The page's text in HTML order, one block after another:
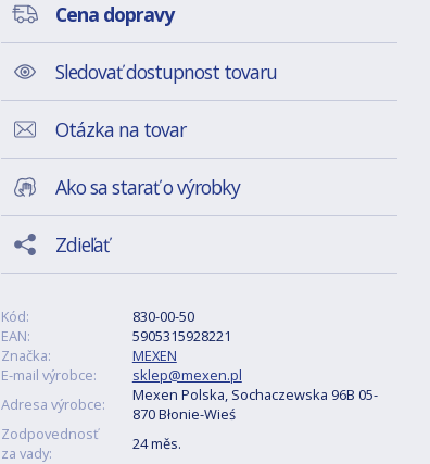
Cena dopravy
Sledovať dostupnost tovaru
Otázka na tovar
Ako sa starať o výrobky
Zdieľať
Kód:
830-00-50
EAN:
5905315928221
Značka:
MEXEN
E-mail výrobce:
sklep@mexen.pl
Adresa výrobce:
Mexen Polska, Sochaczewska 96B 05-
870 Błonie-Wieś
Zodpovednosť
za vady:
24 měs.